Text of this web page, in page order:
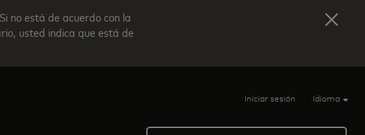
no está de acuerdo con la
usted indica que está de
Iniciar sesión Idioma